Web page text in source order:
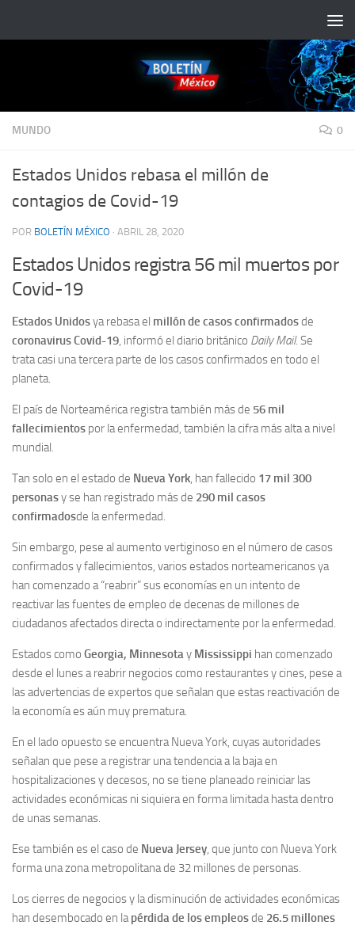
MUNDO 0
Estados Unidos rebasa el millón de
contagios de Covid-19
POR BOLETÍN MÉXICO · ABRIL 28, 2020
Estados Unidos registra 56 mil muertos por
Covid-19
Estados Unidosya rebasa el millón de casos confirmadosde
coronavirus Covid-19, informó el diario británico Daily Mail. Se
tratacasi una tercera parte de los casos confirmados en todo el
planeta.
El país de Norteamérica registra también más de 56 mil
fallecimientos por la enfermedad, también la cifra más alta a nivel
mundial.
Tan solo en el estado de Nueva York, han fallecido 17 mil 300
personasy se han registrado más de 290 mil casos
confirmadosde la enfermedad.
Sin embargo, pese al aumento vertiginoso en el número de casos
confirmados y fallecimientos, varios estados norteamericanos ya
han comenzado a “reabrir” sus economías en un intento de
reactivar las fuentes de empleo de decenas de millones de
ciudadanos afectados directa o indirectamente por la enfermedad.
Estados como Georgia, Minnesotay Mississippi han comenzado
desde el lunes a reabrir negocios como restaurantes y cines, pese a
las advertencias de expertos que señalan que estas reactivación de
la economía es aún muy prematura.
En el lado opuesto se encuentra Nueva York, cuyas autoridades
señalan que pese a registrar una tendencia a la baja en
hospitalizaciones y decesos, no se tiene planeado reiniciar las
actividades económicas ni siquiera en forma limitada hasta dentro
de unas semanas.
Ese también es el caso de Nueva Jersey, que junto con Nueva York
forma una zona metropolitana de 32 millones de personas.
Los cierres de negocios y la disminución de actividades económicas
han desembocado en lapérdida de los empleosde 26.5 millones